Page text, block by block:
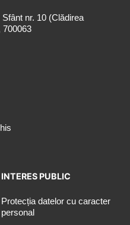
nr. 10 (Clădirea
700063
INTERES PUBLIC
Protecția datelor cu caracter
personal